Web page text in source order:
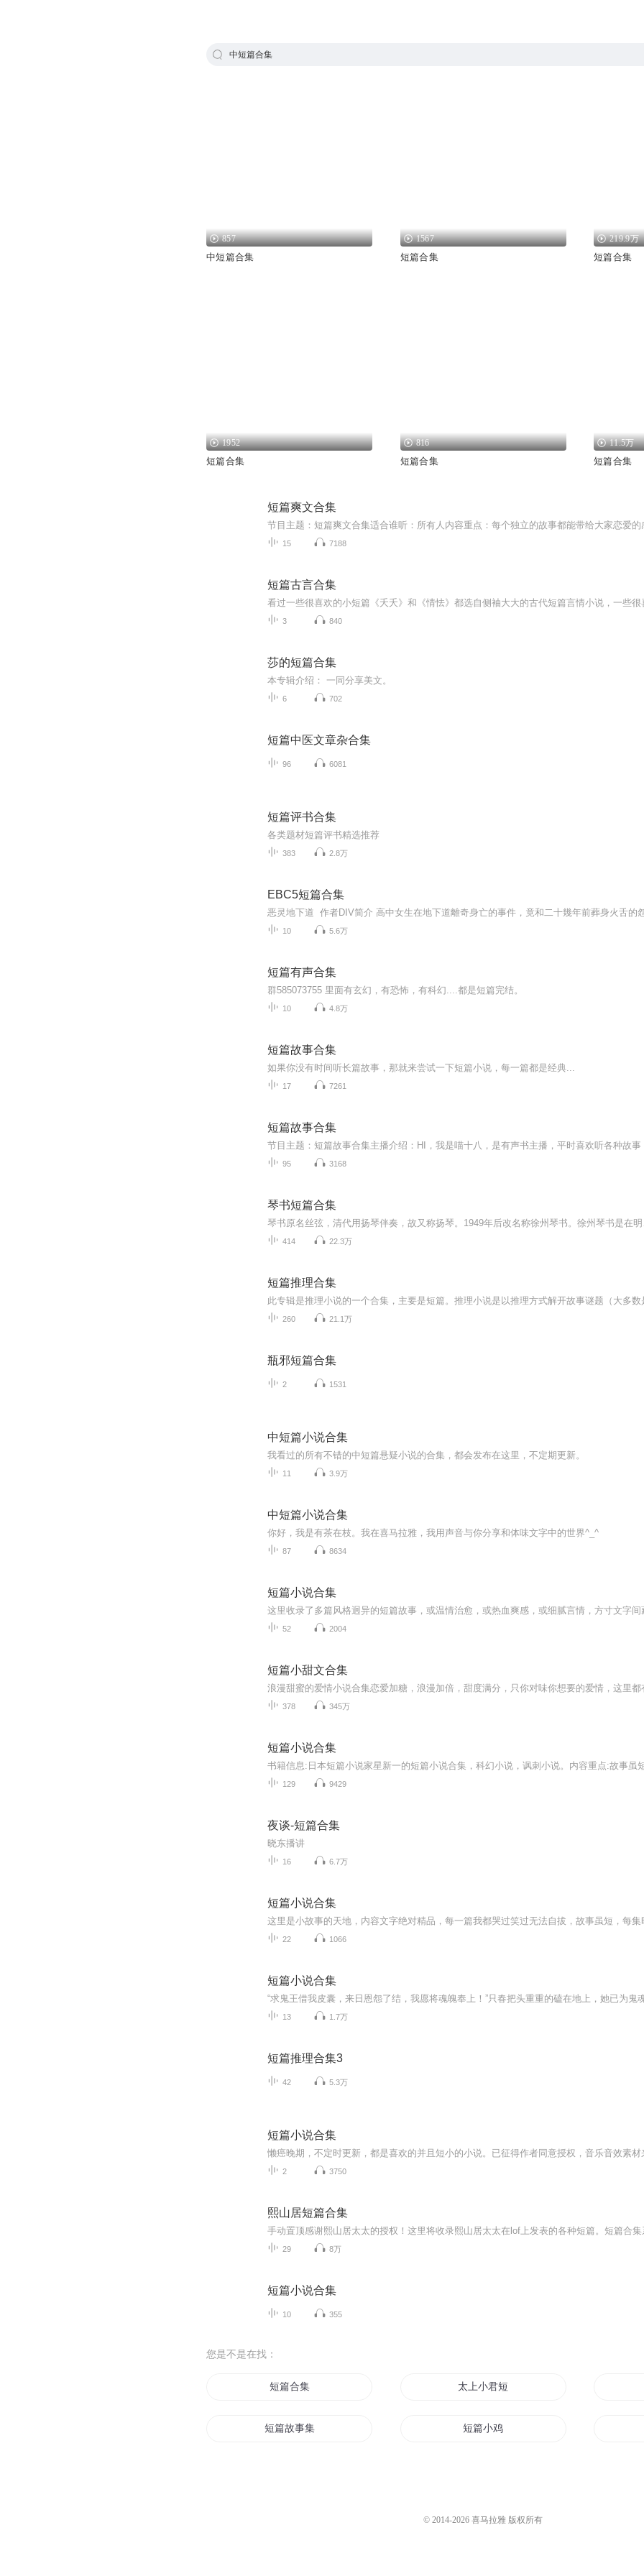
中短篇合集
857
中短篇合集
1567
短篇合集
219.9万
短篇合集
1952
短篇合集
816
短篇合集
11.5万
短篇合集
短篇爽文合集
15 7188
短篇古言合集
3 840
莎的短篇合集
本专辑介绍： 一同分享美文。
6 702
短篇中医文章杂合集
96 6081
短篇评书合集
各类题材短篇评书精选推荐
383 2.8万
EBC5短篇合集
10 5.6万
短篇有声合集
群585073755 里面有玄幻，有恐怖，有科幻....都是短篇完结。
10 4.8万
短篇故事合集
如果你没有时间听长篇故事，那就来尝试一下短篇小说，每一篇都是经典...
17 7261
短篇故事合集
95 3168
琴书短篇合集
414 22.3万
短篇推理合集
260 21.1万
瓶邪短篇合集
2 1531
中短篇小说合集
我看过的所有不错的中短篇悬疑小说的合集，都会发布在这里，不定期更新。
11 3.9万
中短篇小说合集
你好，我是有茶在枝。我在喜马拉雅，我用声音与你分享和体味文字中的世界^_^
87 8634
短篇小说合集
52 2004
短篇小甜文合集
378 345万
短篇小说合集
129 9429
夜谈-短篇合集
晓东播讲
16 6.7万
短篇小说合集
22 1066
短篇小说合集
13 1.7万
短篇推理合集3
42 5.3万
短篇小说合集
懒癌晚期，不定时更新，都是喜欢的并且短小的小说。已征得作者同意授权，音乐音效素材
2 3750
熙山居短篇合集
29 8万
短篇小说合集
10 355
您是不是在找：
短篇合集 太上小君短篇集
短篇故事集 短篇小鸡
© 2014-2026 喜马拉雅 版权所有